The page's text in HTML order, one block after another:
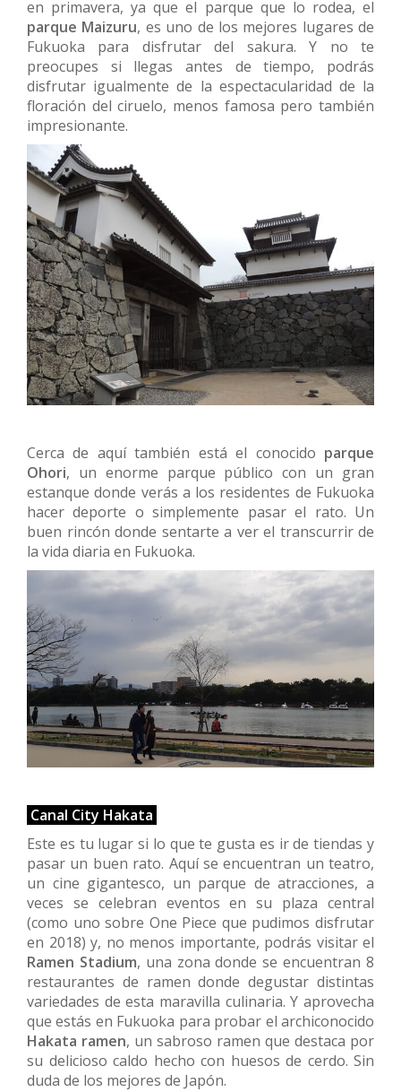
en primavera, ya que el parque que lo rodea, el
parque Maizuru, es uno de los mejores lugares de
Fukuoka para disfrutar del sakura. Y no te
preocupes si llegas antes de tiempo, podrás
disfrutar igualmente de la espectacularidad de la
floración del ciruelo, menos famosa pero también
impresionante.
Cerca de aquí también está el conocido parque
Ohori, un enorme parque público con un gran
estanque donde verás a los residentes de Fukuoka
hacer deporte o simplemente pasar el rato. Un
buen rincón donde sentarte a ver el transcurrir de
la vida diaria en Fukuoka.
Canal City Hakata
Este es tu lugar si lo que te gusta es ir de tiendas y
pasar un buen rato. Aquí se encuentran un teatro,
un cine gigantesco, un parque de atracciones, a
veces se celebran eventos en su plaza central
(como uno sobre One Piece que pudimos disfrutar
en 2018) y, no menos importante, podrás visitar el
Ramen Stadium, una zona donde se encuentran 8
restaurantes de ramen donde degustar distintas
variedades de esta maravilla culinaria. Y aprovecha
que estás en Fukuoka para probar el archiconocido
Hakata ramen, un sabroso ramen que destaca por
su delicioso caldo hecho con huesos de cerdo. Sin
duda de los mejores de Japón.